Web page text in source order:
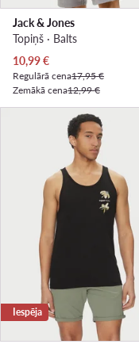
Jack & Jones
Topiņš · Balts
Pašreizējā cena
10,99€
Regulārā cena17,95 €
Zemākā cena12,99 €
Iespēja